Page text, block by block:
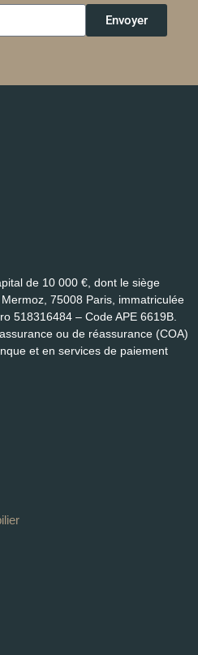
Envoyer
de 10 000 €, dont le siège
75008 Paris, immatriculée
518316484 – Code APE 6619B.
ou de réassurance (COA)
et en services de paiement